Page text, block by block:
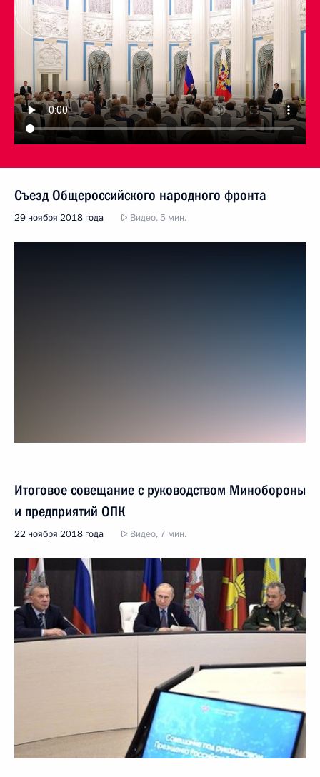
Съезд Общероссийского народного фронта
29 ноября 2018 года Видео, 5 мин.
Итоговое совещание с руководством Минобороны
и предприятий ОПК
22 ноября 2018 года Видео, 7 мин.